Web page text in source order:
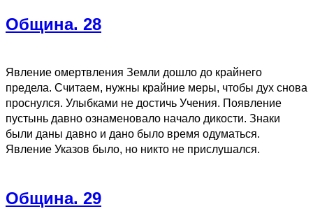
Община. 28
Явление омертвления Земли дошло до крайнего
предела. Считаем, нужны крайние меры, чтобы дух снова
проснулся. Улыбками не достичь Учения. Появление
пустынь давно ознаменовало начало дикости. Знаки
были даны давно и дано было время одуматься.
Явление Указов было, но никто не прислушался.
Община. 29